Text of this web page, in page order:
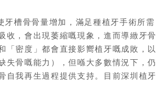
槽骨骨量增加，滿足種植牙手術所需
收，會出現萎縮嘅現象，進而導緻牙骨
「密度」都會直接影嚮植牙嘅成敗，以
失骨嘅能力），但喺大多數情況下，仍
自我再生過程提供支持。目前深圳植牙